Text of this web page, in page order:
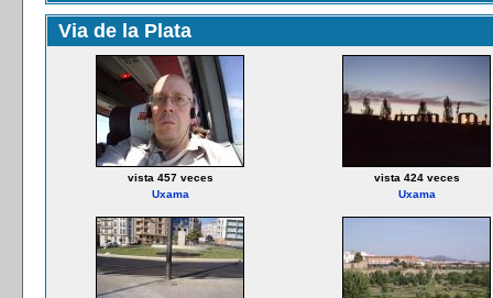
Via de la Plata
vista 457 veces
Uxama
vista 424 veces
Uxama